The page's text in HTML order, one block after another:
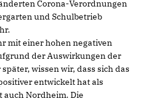
Corona-Verordnungen
und Schulbetrieb
mit einer hohen negativen
der Auswirkungen der
wissen wir, dass sich das
entwickelt hat als
Nordheim. Die